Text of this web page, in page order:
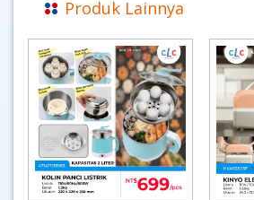
Produk Lainnya